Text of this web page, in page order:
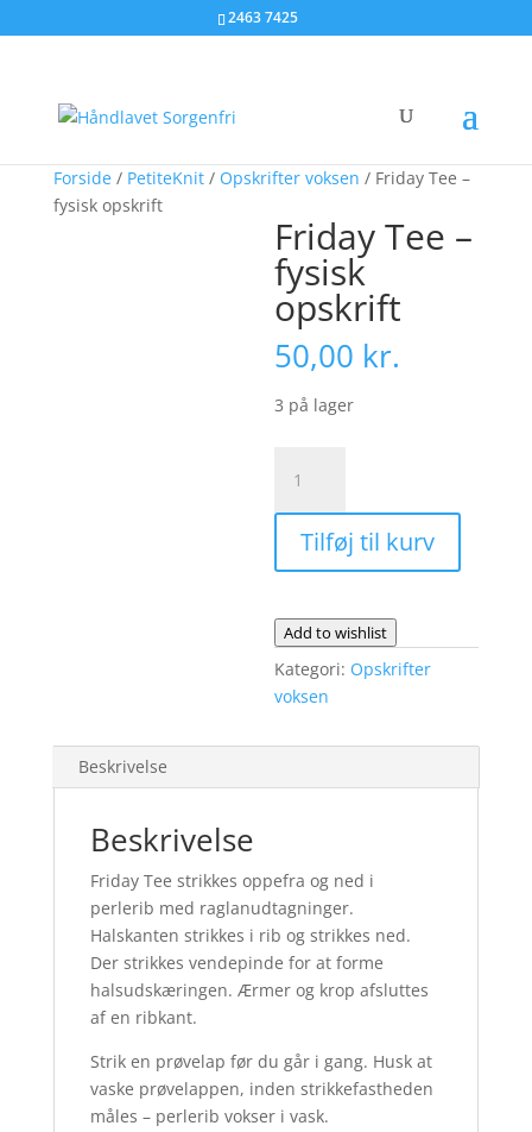
2463 7425
Forside/ PetiteKnit/ Opskrifter voksen / Friday Tee –
fysisk opskrift
Friday Tee –
fysisk
opskrift
50,00 kr.
3 på lager
Tee
-
fysisk
opskrift
Tilføj til kurv
Add to wishlist
Kategori: Opskrifter
voksen
Beskrivelse
Beskrivelse
Friday Tee strikkes oppefra og ned i
perlerib med raglanudtagninger.
Halskanten strikkes i rib og strikkes ned.
Der strikkes vendepinde for at forme
halsudskæringen. Ærmer og krop afsluttes
af en ribkant.
Strik en prøvelap før du går i gang. Husk at
vaske prøvelappen, inden strikkefastheden
måles – perlerib vokser i vask.